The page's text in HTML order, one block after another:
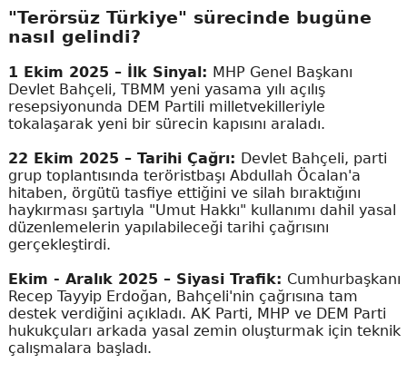
"Terörsüz Türkiye" sürecinde bugüne
nasıl gelindi?
1 Ekim 2025 – İlk Sinyal: MHP Genel Başkanı
Devlet Bahçeli, TBMM yeni yasama yılı açılış
resepsiyonunda DEM Partili milletvekilleriyle
tokalaşarak yeni bir sürecin kapısını araladı.
22 Ekim 2025 – Tarihi Çağrı: Devlet Bahçeli, parti
grup toplantısında teröristbaşı Abdullah Öcalan'a
hitaben, örgütü tasfiye ettiğini ve silah bıraktığını
haykırması şartıyla "Umut Hakkı" kullanımı dahil yasal
düzenlemelerin yapılabileceği tarihi çağrısını
gerçekleştirdi.
Ekim - Aralık 2025 – Siyasi Trafik: Cumhurbaşkanı
Recep Tayyip Erdoğan, Bahçeli'nin çağrısına tam
destek verdiğini açıkladı. AK Parti, MHP ve DEM Parti
hukukçuları arkada yasal zemin oluşturmak için teknik
çalışmalara başladı.